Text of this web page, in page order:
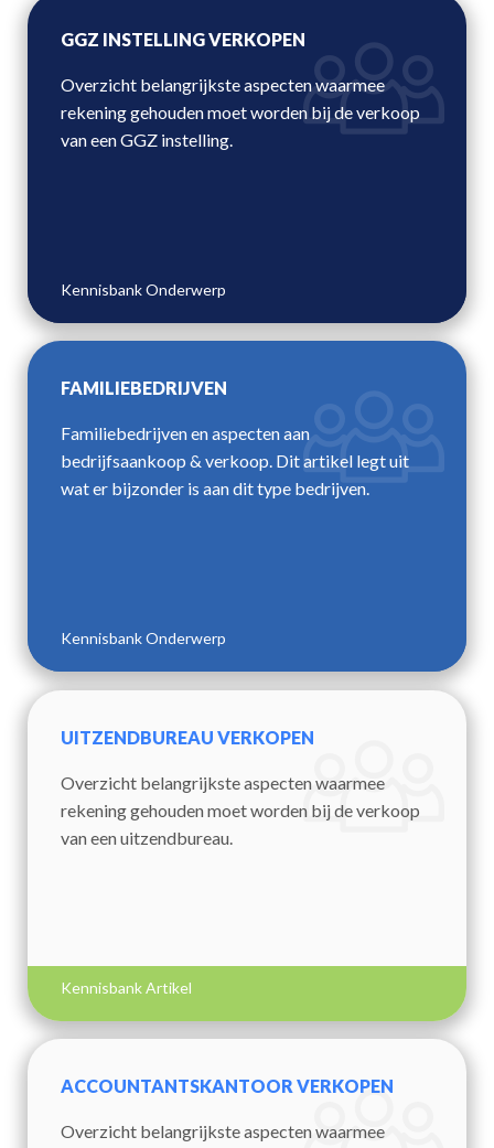
GGZ INSTELLING VERKOPEN
Overzicht belangrijkste aspecten waarmee
rekening gehouden moet worden bij de verkoop
van een GGZ instelling.
Kennisbank Onderwerp
FAMILIEBEDRIJVEN
Familiebedrijven en aspecten aan
bedrijfsaankoop & verkoop. Dit artikel legt uit
wat er bijzonder is aan dit type bedrijven.
Kennisbank Onderwerp
UITZENDBUREAU VERKOPEN
Overzicht belangrijkste aspecten waarmee
rekening gehouden moet worden bij de verkoop
van een uitzendbureau.
Kennisbank Artikel
ACCOUNTANTSKANTOOR VERKOPEN
Overzicht belangrijkste aspecten waarmee